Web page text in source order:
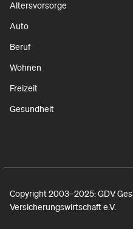
Altersvorsorge
Auto
Beruf
Wohnen
Freizeit
Gesundheit
Copyright 2003–2025: GDV
Versicherungswirtschaft e.V.